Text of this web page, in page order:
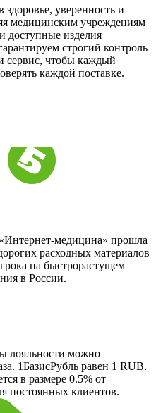
уверенность и
медицинским учреждениям
доступные изделия
строгий контроль
сервис, чтобы каждый
каждой поставке.
медицина» прошла
расходных материалов
на быстрорастущем
в России.
лояльности можно
1БазисРубль равен 1 RUB.
в размере 0.5% от
постоянных клиентов.